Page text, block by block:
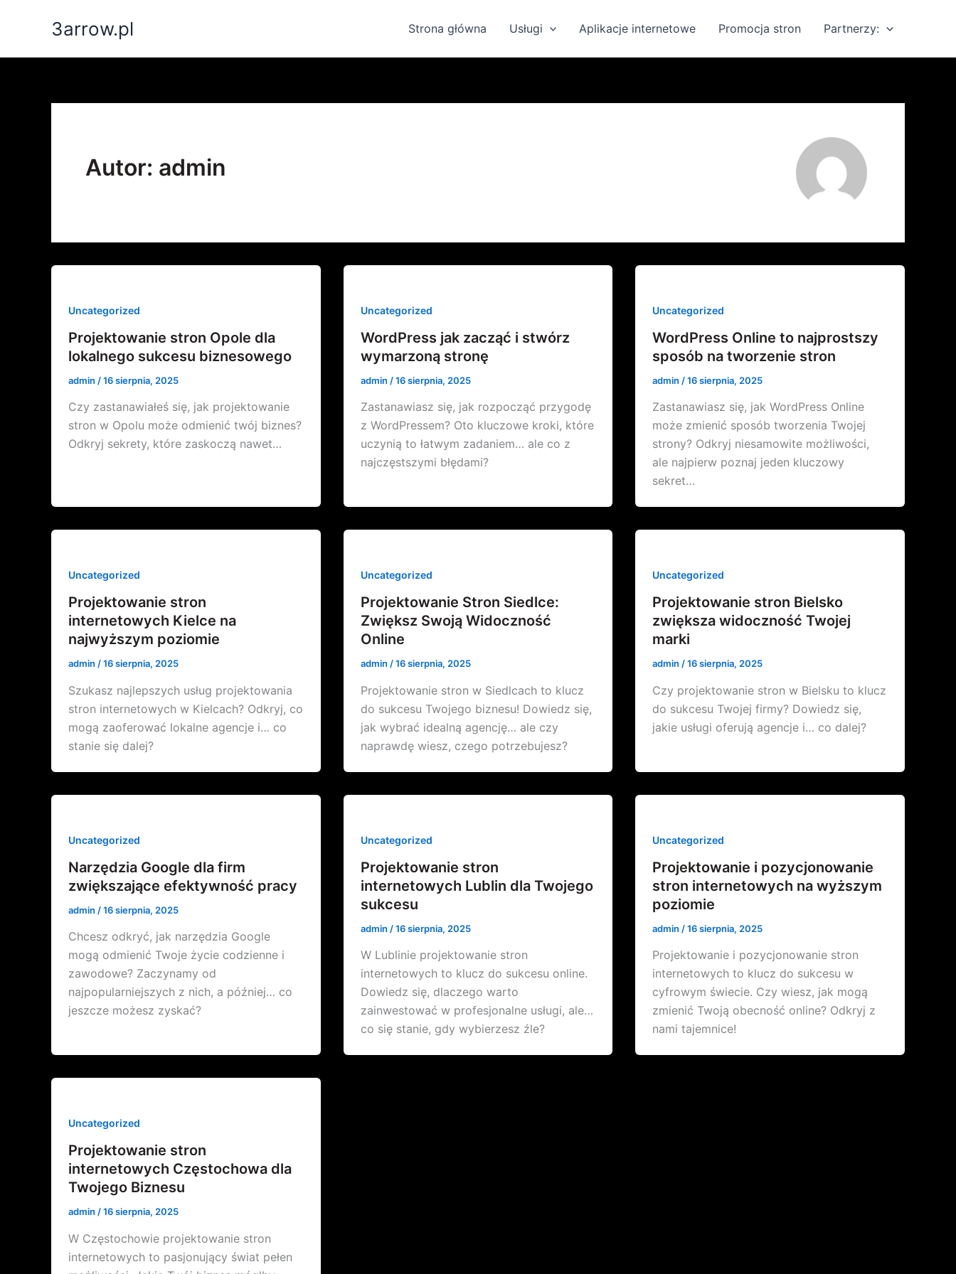
3arrow.pl Strona główna Usługi Aplikacje internetowe Promocja stron Partnerzy:
Autor: admin
Uncategorized
Projektowanie stron Opole dla
lokalnego sukcesu biznesowego
admin /16 sierpnia, 2025
Czy zastanawiałeś się, jak projektowanie
stron w Opolu może odmienić twój biznes?
Odkryj sekrety, które zaskoczą nawet…
Uncategorized
WordPress jak zacząć i stwórz
wymarzoną stronę
admin /16 sierpnia, 2025
Zastanawiasz się, jak rozpocząć przygodę
z WordPressem? Oto kluczowe kroki, które
uczynią to łatwym zadaniem… ale co z
najczęstszymi błędami?
Uncategorized
WordPress Online to najprostszy
sposób na tworzenie stron
admin /16 sierpnia, 2025
Zastanawiasz się, jak WordPress Online
może zmienić sposób tworzenia Twojej
strony? Odkryj niesamowite możliwości,
ale najpierw poznaj jeden kluczowy
sekret…
Uncategorized
Projektowanie stron
internetowych Kielce na
najwyższym poziomie
admin /16 sierpnia, 2025
Szukasz najlepszych usług projektowania
stron internetowych w Kielcach? Odkryj, co
mogą zaoferować lokalne agencje i… co
stanie się dalej?
Uncategorized
Projektowanie Stron Siedlce:
Zwiększ Swoją Widoczność
Online
admin /16 sierpnia, 2025
Projektowanie stron w Siedlcach to klucz
do sukcesu Twojego biznesu! Dowiedz się,
jak wybrać idealną agencję… ale czy
naprawdę wiesz, czego potrzebujesz?
Uncategorized
Projektowanie stron Bielsko
zwiększa widoczność Twojej
marki
admin /16 sierpnia, 2025
Czy projektowanie stron w Bielsku to klucz
do sukcesu Twojej firmy? Dowiedz się,
jakie usługi oferują agencje i… co dalej?
Uncategorized
Narzędzia Google dla firm
zwiększające efektywność pracy
admin /16 sierpnia, 2025
Chcesz odkryć, jak narzędzia Google
mogą odmienić Twoje życie codzienne i
zawodowe? Zaczynamy od
najpopularniejszych z nich, a później… co
jeszcze możesz zyskać?
Uncategorized
Projektowanie stron
internetowych Lublin dla Twojego
sukcesu
admin /16 sierpnia, 2025
W Lublinie projektowanie stron
internetowych to klucz do sukcesu online.
Dowiedz się, dlaczego warto
zainwestować w profesjonalne usługi, ale…
co się stanie, gdy wybierzesz źle?
Uncategorized
Projektowanie i pozycjonowanie
stron internetowych na wyższym
poziomie
admin /16 sierpnia, 2025
Projektowanie i pozycjonowanie stron
internetowych to klucz do sukcesu w
cyfrowym świecie. Czy wiesz, jak mogą
zmienić Twoją obecność online? Odkryj z
nami tajemnice!
Uncategorized
Projektowanie stron
internetowych Częstochowa dla
Twojego Biznesu
admin /16 sierpnia, 2025
W Częstochowie projektowanie stron
internetowych to pasjonujący świat pełen